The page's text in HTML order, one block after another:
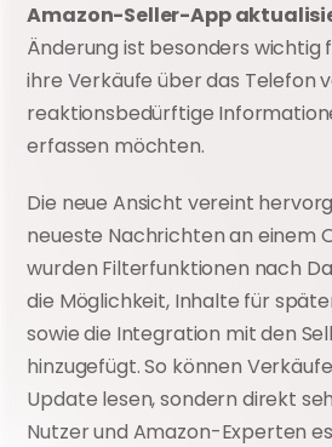
Amazon-Seller-App
Änderung ist besonders wichtig
ihre Verkäufe über das Telefon
reaktionsbedürftige
erfassen möchten.
Die neue Ansicht vereint
neueste Nachrichten an einem
wurden Filterfunktionen nach
die Möglichkeit, Inhalte für
sowie die Integration mit den
hinzugefügt. So können
Update lesen, sondern direkt
Nutzer und Amazon-Experten